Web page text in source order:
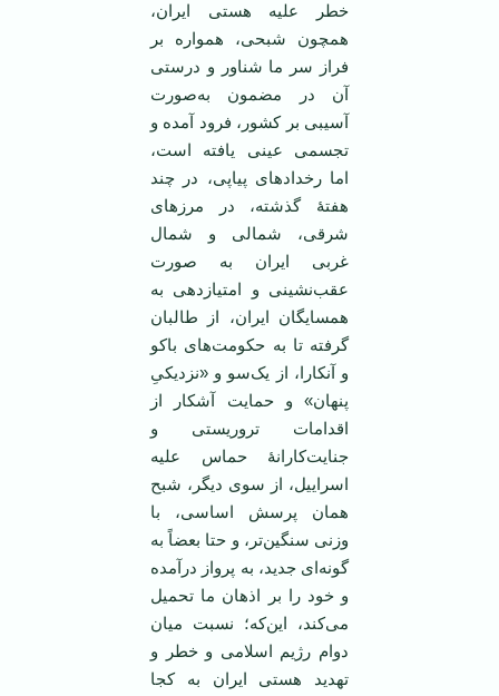
خطر علیه هستی ایران،
همچون شبحی، همواره بر
فراز سر ما شناور و درستی
آن در مضمون به‌صورت
آسیبی بر کشور، فرود آمده‌ و
تجسمی عینی یافته است،
اما رخدادهای پیاپی، در چند
هفتۀ گذشته، در مرزهای
شرقی، شمالی و شمال
غربی ایران به صورت
عقب‌نشینی‌ و امتیازدهی به
همسایگان ایران، از طالبان
گرفته تا به حکومت‌های باکو
و آنکارا، از یک‌سو و «نزدیکیِ
پنهان» و حمایت آشکار از
اقدامات تروریستی و
جنایت‌کارانۀ حماس علیه
اسراییل، از سوی دیگر، شبح
همان پرسش اساسی، با
وزنی سنگین‌تر، و حتا بعضاً به
گونه‌ای جدید، به پرواز درآمده
و خود را بر اذهان ما تحمیل
می‌کند، این‌که؛ نسبت میان
دوام رژیم اسلامی و خطر و
تهدید هستی ایران به کجا